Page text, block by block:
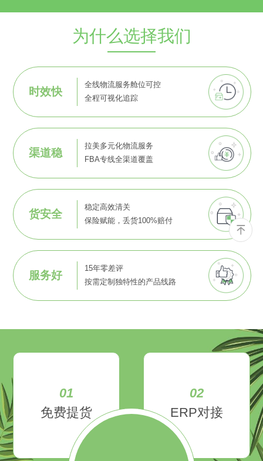
为什么选择我们
时效快
全线物流服务舱位可控
全程可视化追踪
渠道稳
拉美多元化物流服务
FBA专线全渠道覆盖
货安全
稳定高效清关
保险赋能，丢货100%赔付
服务好
15年零差评
按需定制独特性的产品线路
01
免费提货
02
ERP对接